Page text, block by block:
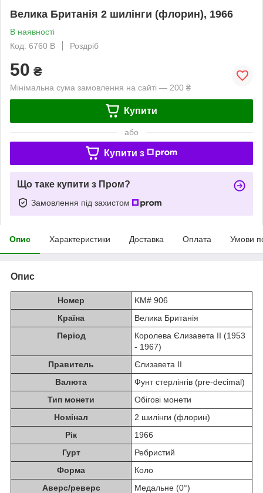
Велика Британія 2 шилінги (флорин), 1966
В наявності
Код: 6760 B
Роздріб
50 ₴
Мінімальна сума замовлення на сайті — 200 ₴
Купити
або
Купити з
Що таке купити з Пром?
Замовлення під захистом
Опис Характеристики Доставка Оплата Умови
Опис
Номер
KM# 906
Країна
Велика Британія
Період
Королева Єлизавета II (1953
- 1967)
Правитель
Єлизавета II
Валюта
Фунт стерлінгів (pre-decimal)
Тип монети
Обігові монети
Номінал
2 шилінги (флорин)
Рік
1966
Гурт
Ребристий
Форма
Коло
Аверс/реверс
Медальне (0°)